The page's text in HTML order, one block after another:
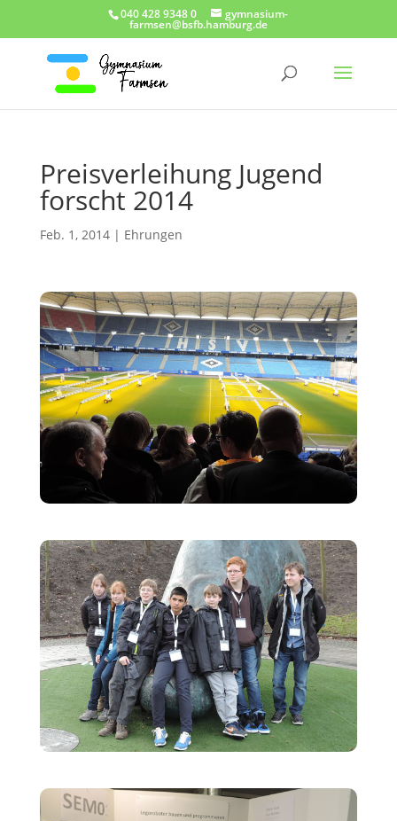
040 428 9348 0 gymnasium-
farmsen@bsfb.hamburg.de
Preisverleihung Jugend
forscht 2014
Feb. 1, 2014| Ehrungen